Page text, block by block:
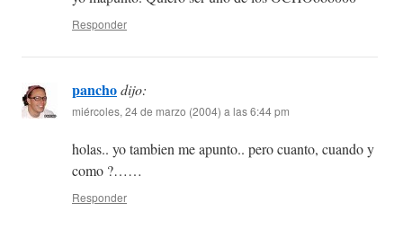
Responder
panchodijo:
miércoles, 24 de marzo (2004) a las 6:44 pm
holas.. yo tambien me apunto.. pero cuanto, cuando y
como ?……
Responder